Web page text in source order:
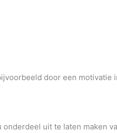
door een
uit te laten maken